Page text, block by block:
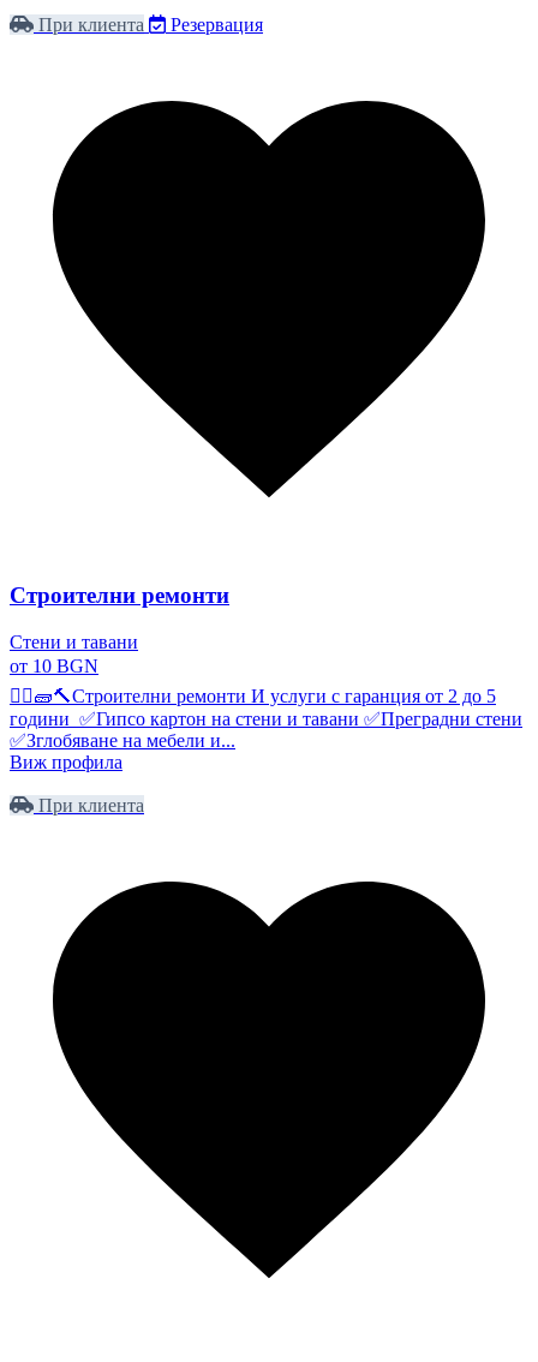
При клиента Резервация
Строителни ремонти
Стени и тавани
от 10 BGN
👷‍♂️🧱🔨Строителни ремонти И услуги с гаранция от 2 до 5
години ✅Гипсо картон на стени и тавани ✅Преградни стени
✅Зглобяване на мебели и...
Виж профила
При клиента